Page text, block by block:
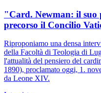
"Card. Newman: il suo
precorso il Concilio
Riproponiamo una densa
della Facoltà di Teologia di
l'attualità del pensiero del
1890), proclamato oggi, 1.
da Leone XIV.